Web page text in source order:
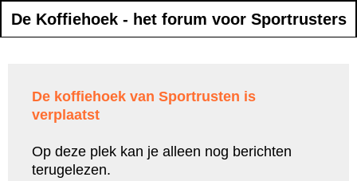
De Koffiehoek - het forum voor Sportrusters
De koffiehoek van Sportrusten is
verplaatst
Op deze plek kan je alleen nog berichten
terugelezen.